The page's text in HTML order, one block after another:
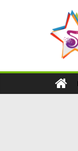
содержимому